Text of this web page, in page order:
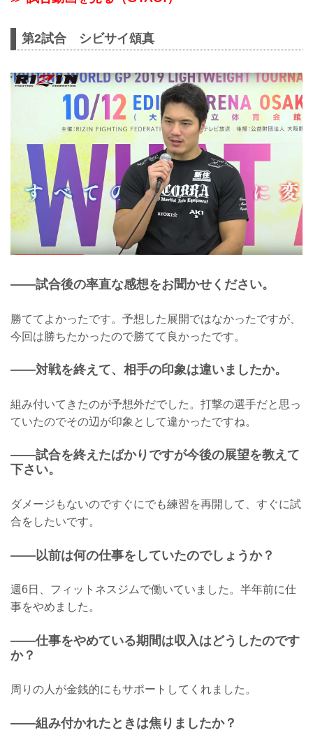
第2試合 シビサイ頌真
——試合後の率直な感想をお聞かせください。
勝ててよかったです。予想した展開ではなかったですが、
今回は勝ちたかったので勝てて良かったです。
——対戦を終えて、相手の印象は違いましたか。
組み付いてきたのが予想外だでした。打撃の選手だと思っ
ていたのでその辺が印象として違かったですね。
——試合を終えたばかりですが今後の展望を教えて
下さい。
ダメージもないのですぐにでも練習を再開して、すぐに試
合をしたいです。
——以前は何の仕事をしていたのでしょうか？
週6日、フィットネスジムで働いていました。半年前に仕
事をやめました。
——仕事をやめている期間は収入はどうしたのです
か？
周りの人が金銭的にもサポートしてくれました。
——組み付かれたときは焦りましたか？